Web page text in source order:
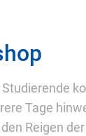
Tage
Reigen